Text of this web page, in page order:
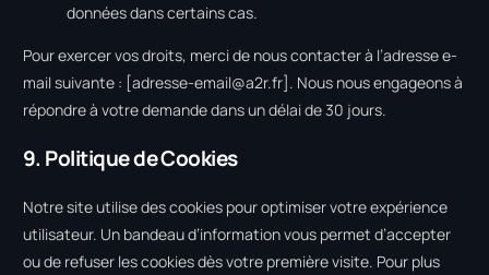
données dans certains cas.
Pour exercer vos droits, merci de nous contacter à l’adresse e-
mail suivante : [adresse-email@a2r.fr]. Nous nous engageons à
répondre à votre demande dans un délai de 30 jours.
9. Politique de Cookies
Notre site utilise des cookies pour optimiser votre expérience
utilisateur. Un bandeau d’information vous permet d’accepter
ou de refuser les cookies dès votre première visite. Pour plus